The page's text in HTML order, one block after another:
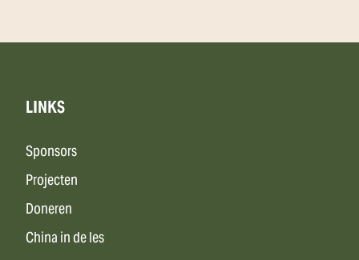
LINKS
Sponsors
Projecten
Doneren
China in de les